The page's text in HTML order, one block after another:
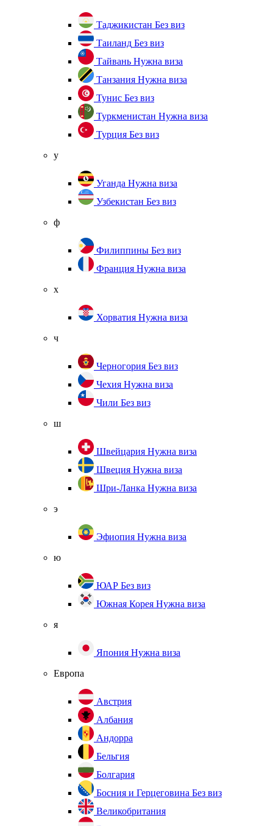
Таджикистан Без виз
Таиланд Без виз
Тайвань Нужна виза
Танзания Нужна виза
Тунис Без виз
Туркменистан Нужна виза
Турция Без виз
у
Уганда Нужна виза
Узбекистан Без виз
ф
Филиппины Без виз
Франция Нужна виза
х
Хорватия Нужна виза
ч
Черногория Без виз
Чехия Нужна виза
Чили Без виз
ш
Швейцария Нужна виза
Швеция Нужна виза
Шри-Ланка Нужна виза
э
Эфиопия Нужна виза
ю
ЮАР Без виз
Южная Корея Нужна виза
я
Япония Нужна виза
Европа
Австрия
Албания
Андорра
Бельгия
Болгария
Босния и Герцеговина Без виз
Великобритания